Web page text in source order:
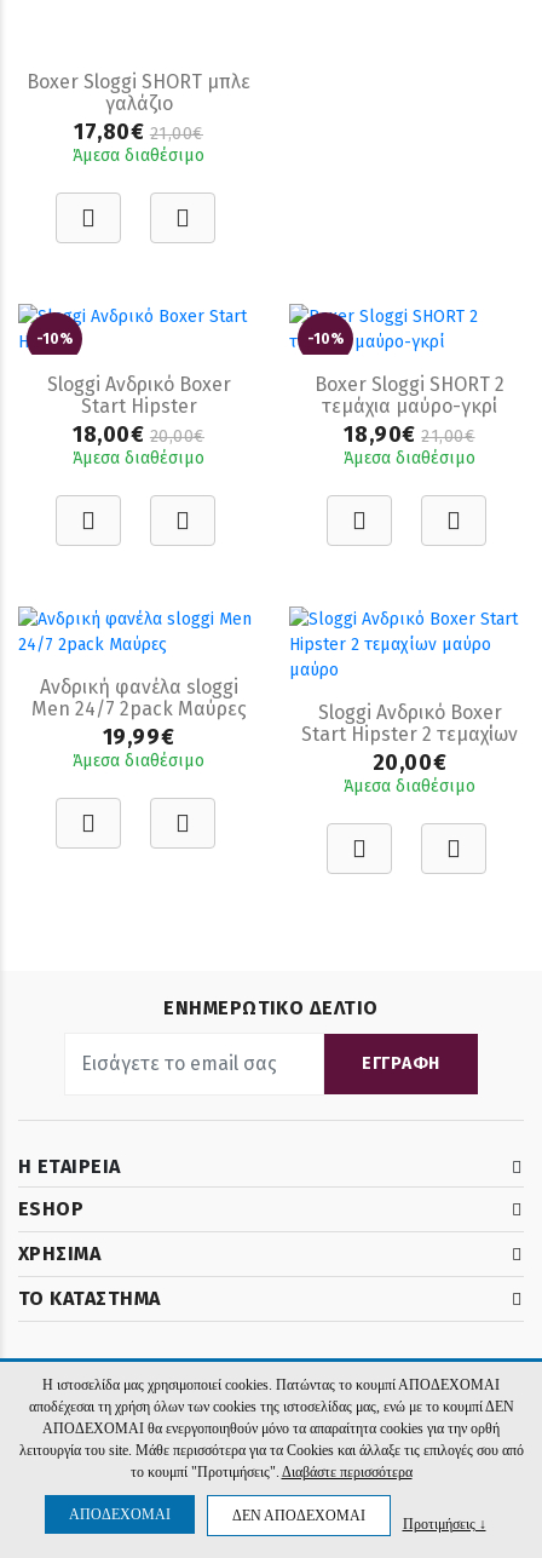
Boxer Sloggi SHORT μπλε
γαλάζιο
17,80€ 21,00€
Άμεσα διαθέσιμο
-10%
Sloggi Ανδρικό Boxer
Start Hipster
18,00€ 20,00€
Άμεσα διαθέσιμο
-10%
Boxer Sloggi SHORT 2
τεμάχια μαύρο-γκρί
18,90€21,00€
Άμεσα διαθέσιμο
Ανδρική φανέλα sloggi
Men 24/7 2pack Μαύρες
19,99€
Άμεσα διαθέσιμο
Sloggi Ανδρικό Boxer
Start Hipster 2 τεμαχίων
μαύρο μαύρο
20,00€
Άμεσα διαθέσιμο
ΕΝΗΜΕΡΩΤΙΚΟ ΔΕΛΤΙΟ
ΕΓΓΡΑΦΗ
Η ΕΤΑΙΡΕΙΑ
ESHOP
ΧΡΗΣΙΜΑ
ΤΟ ΚΑΤΑΣΤΗΜΑ
2026 El Rois. Υλοποίηση:Hyper Center
Η ιστοσελίδα μας χρησιμοποιεί cookies. Πατώντας το κουμπί ΑΠΟΔΕΧΟΜΑΙ
αποδέχεσαι τη χρήση όλων των cookies της ιστοσελίδας μας, ενώ με το κουμπί ΔΕΝ
ΑΠΟΔΕΧΟΜΑΙ θα ενεργοποιηθούν μόνο τα απαραίτητα cookies για την ορθή
λειτουργία του site. Μάθε περισσότερα για τα Cookies και άλλαξε τις επιλογές σου από
το κουμπί "Προτιμήσεις". Διαβάστε περισσότερα
ΑΠΟΔΕΧΟΜΑΙ ΔΕΝ ΑΠΟΔΕΧΟΜΑΙ Προτιμήσεις ↓